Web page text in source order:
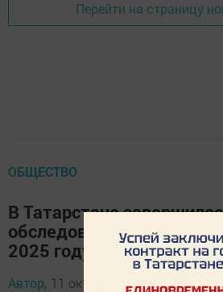
Перейти на страницу
ОБЩЕСТВО
В Татарстане
обследование
2025 году
Автор, 11 октября 2025 - 13:02